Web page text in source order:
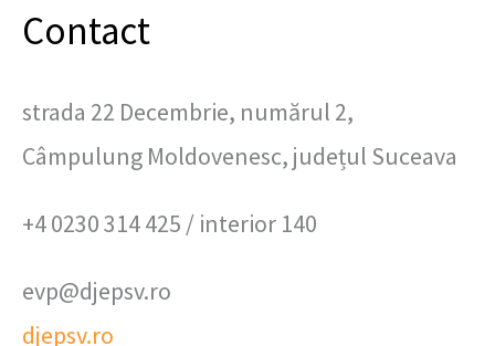
Contact
strada 22 Decembrie, numărul 2,
Câmpulung Moldovenesc, județul Suceava
+4 0230 314 425 / interior 140
evp@djepsv.ro
djepsv.ro